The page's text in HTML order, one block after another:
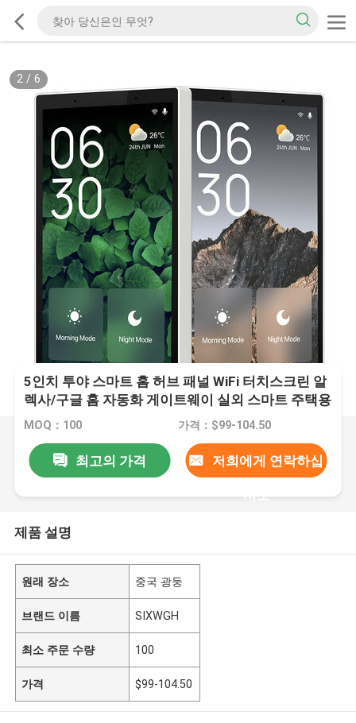
2/ 6
5인치 투야 스마트 홈 허브 패널 WiFi 터치스크린 알
렉사/구글 홈 자동화 게이트웨이 실외 스마트 주택용
전원
MOQ：100 가격：$99-104.50
최고의 가격 저희에게 연락하십
시오
제품 설명
원래 장소 중국 광둥
브랜드 이름 SIXWGH
최소 주문 수량 100
가격 $99-104.50